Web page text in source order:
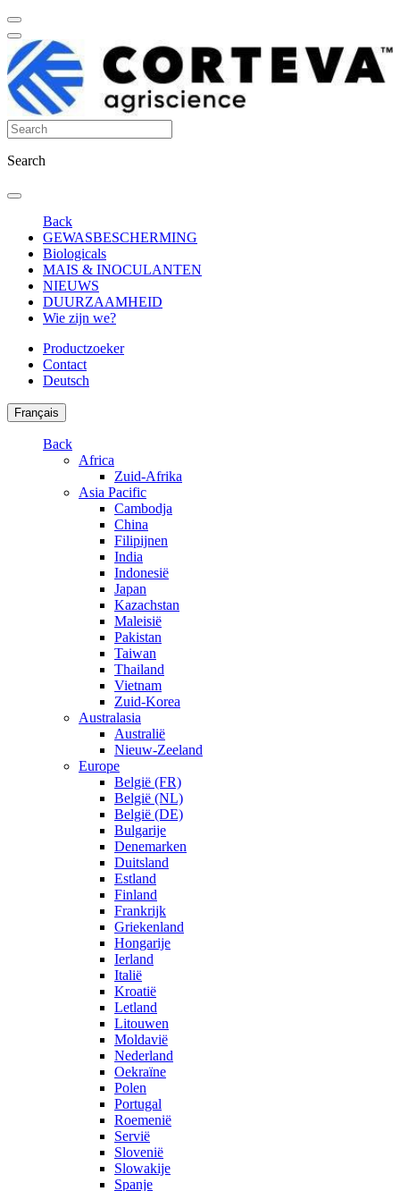
Search
Back
GEWASBESCHERMING
Biologicals
MAIS & INOCULANTEN
NIEUWS
DUURZAAMHEID
Wie zijn we?
Productzoeker
Contact
Deutsch
Français
Back
Africa
Zuid-Afrika
Asia Pacific
Cambodja
China
Filipijnen
India
Indonesië
Japan
Kazachstan
Maleisië
Pakistan
Taiwan
Thailand
Vietnam
Zuid-Korea
Australasia
Australië
Nieuw-Zeeland
Europe
België (FR)
België (NL)
België (DE)
Bulgarije
Denemarken
Duitsland
Estland
Finland
Frankrijk
Griekenland
Hongarije
Ierland
Italië
Kroatië
Letland
Litouwen
Moldavië
Nederland
Oekraïne
Polen
Portugal
Roemenië
Servië
Slovenië
Slowakije
Spanje